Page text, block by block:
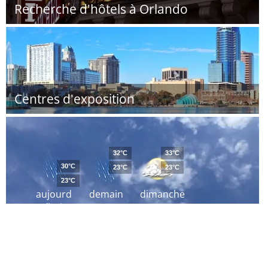
Recherche d'hôtels à Orlando
Centres d'exposition
aujourd
´hui
30°C
23°C
demain
32°C
23°C
dimanche
33°C
23°C